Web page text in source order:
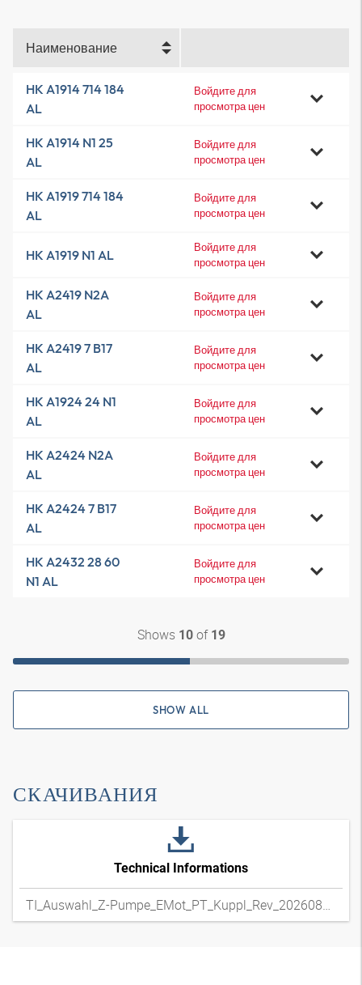
Наименование
HK A1914 714 184
AL
Войдите для
просмотра цен
HK A1914 N1 25
AL
Войдите для
просмотра цен
HK A1919 714 184
AL
Войдите для
просмотра цен
HK A1919 N1 AL
Войдите для
просмотра цен
HK A2419 N2A
AL
Войдите для
просмотра цен
HK A2419 7 B17
AL
Войдите для
просмотра цен
HK A1924 24 N1
AL
Войдите для
просмотра цен
HK A2424 N2A
AL
Войдите для
просмотра цен
HK A2424 7 B17
AL
Войдите для
просмотра цен
HK A2432 28 60
N1 AL
Войдите для
просмотра цен
Shows 10of 19
SHOW ALL
СКАЧИВАНИЯ
Technical Informations
TI_Auswahl_Z-Pumpe_EMot_PT_Kuppl_Rev_20260804